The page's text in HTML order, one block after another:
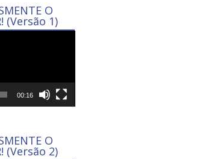
O
(Versão 1)
00:16
O
(Versão 2)